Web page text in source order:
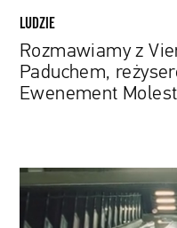
LUDZIE
Rozmawiamy z
Paduchem,
Ewenement
tys.
tanecznych